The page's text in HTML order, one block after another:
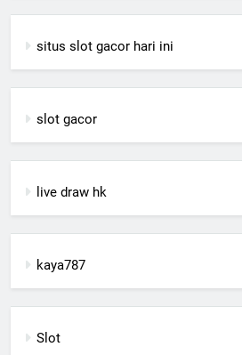
situs slot gacor hari ini
slot gacor
live draw hk
kaya787
Slot